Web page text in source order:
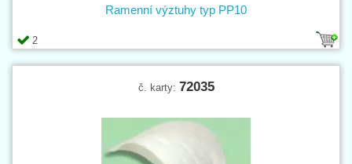
2
Ramenní výztuhy typ PP10
č. karty: 72035